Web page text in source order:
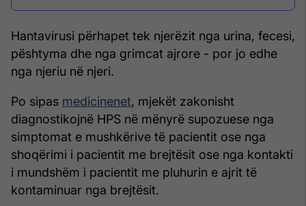
Hantavirusi përhapet tek njerëzit nga urina, fecesi,
pështyma dhe nga grimcat ajrore - por jo edhe
nga njeriu në njeri.
Po sipas medicinenet, mjekët zakonisht
diagnostikojnë HPS në mënyrë supozuese nga
simptomat e mushkërive të pacientit ose nga
shoqërimi i pacientit me brejtësit ose nga kontakti
i mundshëm i pacientit me pluhurin e ajrit të
kontaminuar nga brejtësit.